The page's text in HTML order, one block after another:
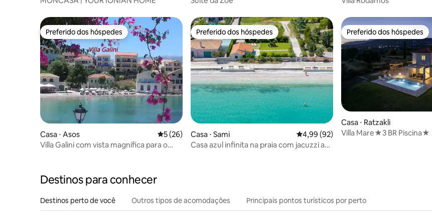
Preferido dos hóspedes
Preferido dos hóspedes
Casa ⋅ Asos 5 de uma avaliação média de 5, 26 avaliações
5 (26)
Villa Galini com vista magnífica para o
Preferido dos hóspedes
Preferido dos hóspedes
Casa ⋅ Sami 4,99 de uma avaliação média de 5, 92
4,99 (92)
Casa azul infinita na praia com jacuzzi ao
Preferido dos hóspedes
Preferido dos hóspedes
Casa ⋅ Ratzakli
Villa Mare★3 BR Piscina★
Destinos para conhecer
Destinos perto de você Outros tipos de acomodações Principais pontos turísticos por perto